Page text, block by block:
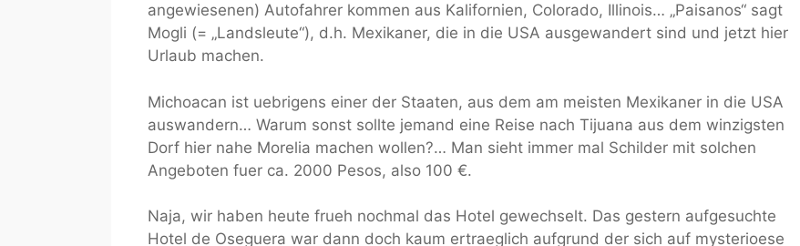
angewiesenen) Autofahrer kommen aus Kalifornien, Colorado, Illinois… „Paisanos“ sagt
Mogli (= „Landsleute“), d.h. Mexikaner, die in die USA ausgewandert sind und jetzt hier
Urlaub machen.
Michoacan ist uebrigens einer der Staaten, aus dem am meisten Mexikaner in die USA
auswandern… Warum sonst sollte jemand eine Reise nach Tijuana aus dem winzigsten
Dorf hier nahe Morelia machen wollen?… Man sieht immer mal Schilder mit solchen
Angeboten fuer ca. 2000 Pesos, also 100 €.
Naja, wir haben heute frueh nochmal das Hotel gewechselt. Das gestern aufgesuchte
Hotel de Oseguera war dann doch kaum ertraeglich aufgrund der sich auf mysterioese